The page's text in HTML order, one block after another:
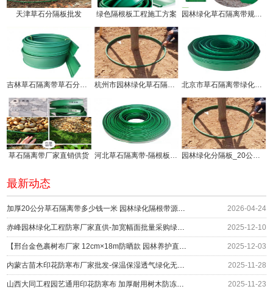
天津草石分隔板批发 绿色隔根板工程施工方案 园林绿化草石隔离带规格有几种!
吉林草石隔离带草石分隔板生产厂家 杭州市园林绿化草石隔离带价钱! 北京市草石隔离带绿化分隔带厂家
草石隔离带厂家直销供货 河北草石隔离带-隔根板使用方法! 园林绿化分隔板_20公分草石隔离带厂家供应
最新动态
加厚20公分草石隔离带多少钱一米 园林绿化隔根带源头供应 2026-04-24
赤峰园林绿化工程防寒厂家直供-加宽幅面批量采购绿化防护 2025-12-10
【邢台金色裹树布厂家 12cm×18m防晒款 园林养护直供】 2025-12-03
内蒙古苗木印花防寒布厂家批发-保温保湿透气绿化无纺布围挡 2025-11-28
山西大同工程园艺通用印花防寒布 加厚耐用树木防冻绿布 冬季防护材料厂家 2025-11-23